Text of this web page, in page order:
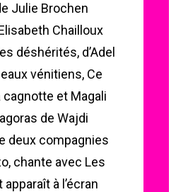
Julie Brochen
Chailloux
déshérités, d’Adel
vénitiens, Ce
et Magali
de Wajdi
deux compagnies
chante avec Les
à l’écran